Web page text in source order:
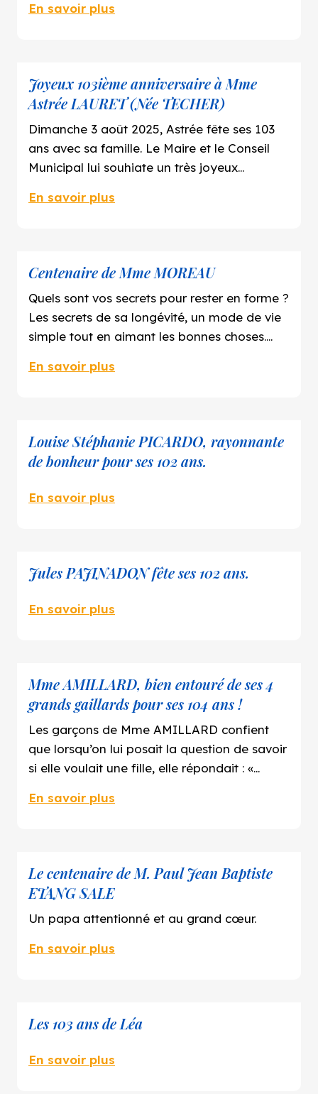
En savoir plus
Joyeux 103ième anniversaire à Mme
Astrée LAURET (Née TECHER)
Dimanche 3 août 2025, Astrée fête ses 103
ans avec sa famille. Le Maire et le Conseil
Municipal lui souhiate un très joyeux
En savoir plus
Centenaire de Mme MOREAU
Quels sont vos secrets pour rester en forme ?
Les secrets de sa longévité, un mode de vie
simple tout en aimant les bonnes choses.
sans tracas, voici son état d’esprit.
En savoir plus
Louise Stéphanie PICARDO, rayonnante
de bonheur pour ses 102 ans.
En savoir plus
Jules PAJINADON fête ses 102 ans.
En savoir plus
Mme AMILLARD, bien entouré de ses 4
grands gaillards pour ses 104 ans !
Les garçons de Mme AMILLARD confient
que lorsqu’on lui posait la question de savoir
si elle voulait une fille, elle répondait : «
garçons ! »
En savoir plus
Le centenaire de M. Paul Jean Baptiste
ETANG SALE
Un papa attentionné et au grand cœur.
En savoir plus
Les 103 ans de Léa
En savoir plus